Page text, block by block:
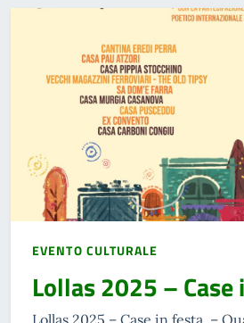
EVENTO CULTURALE
Lollas 2025 –
Lollas 2025 – Case in festa –